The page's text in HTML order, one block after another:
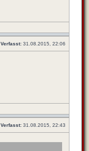
Verfasst: 31.08.2015, 22:06
Verfasst: 31.08.2015, 22:43